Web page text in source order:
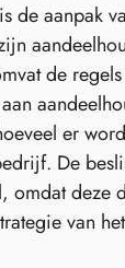
is de aanpak
de
er
De
omdat deze
van